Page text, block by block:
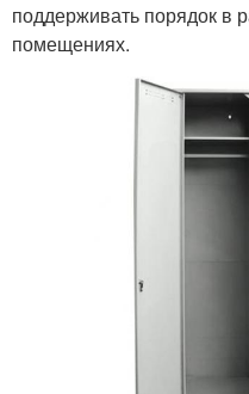
поддерживать порядок в
помещениях.